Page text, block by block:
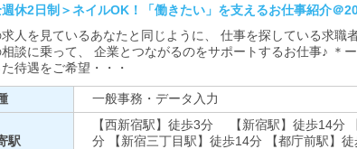
週休2日制＞ネイルOK！「働きたい」を支えるお仕事紹介＠
人を見ているあなたと同じように、 仕事を探している求職
談に乗って、 企業とつながるのをサポートするお仕事♪ ＊
待遇をご希望・・・
一般事務・データ入力
駅
【西新宿駅】徒歩3分 【新宿駅】徒歩14分
分 【新宿三丁目駅】徒歩14分 【都庁前駅】